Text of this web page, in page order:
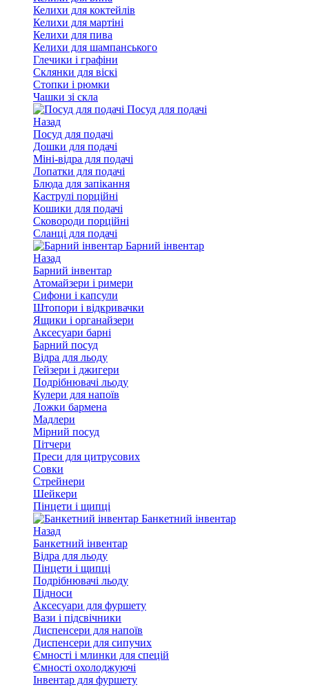
Келихи для коктейлів
Келихи для мартіні
Келихи для пива
Келихи для шампанського
Глечики і графіни
Склянки для віскі
Стопки і рюмки
Чашки зі скла
Посуд для подачі
Назад
Посуд для подачі
Дошки для подачі
Міні-відра для подачі
Лопатки для подачі
Блюда для запікання
Каструлі порційні
Кошики для подачі
Сковороди порційні
Сланці для подачі
Барний інвентар
Назад
Барний інвентар
Атомайзери і римери
Сифони і капсули
Штопори і відкривачки
Ящики і органайзери
Аксесуари барні
Барний посуд
Відра для льоду
Гейзери і джигери
Подрібнювачі льоду
Кулери для напоїв
Ложки бармена
Мадлери
Мірний посуд
Пітчери
Преси для цитрусових
Совки
Стрейнери
Шейкери
Пінцети і щипці
Банкетний інвентар
Назад
Банкетний інвентар
Відра для льоду
Пінцети і щипці
Подрібнювачі льоду
Підноси
Аксесуари для фуршету
Вази і підсвічники
Диспенсери для напоїв
Диспенсери для сипучих
Ємності і млинки для спецій
Ємності охолоджуючі
Інвентар для фуршету